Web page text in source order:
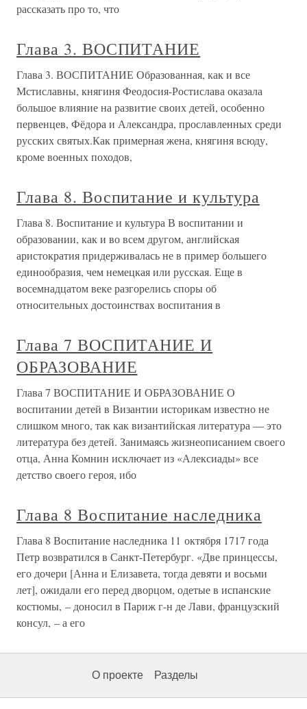
рассказать про то, что
Глава 3. ВОСПИТАНИЕ
Глава 3. ВОСПИТАНИЕ Образованная, как и все
Мстиславны, княгиня Феодосия-Ростислава оказала
большое влияние на развитие своих детей, особенно
первенцев, Фёдора и Александра, прославленных среди
русских святых.Как примерная жена, княгиня всюду,
кроме военных походов,
Глава 8. Воспитание и культура
Глава 8. Воспитание и культура В воспитании и
образовании, как и во всем другом, английская
аристократия придерживалась не в пример большего
единообразия, чем немецкая или русская. Еще в
восемнадцатом веке разгорелись споры об
относительных достоинствах воспитания в
Глава 7 ВОСПИТАНИЕ И
ОБРАЗОВАНИЕ
Глава 7 ВОСПИТАНИЕ И ОБРАЗОВАНИЕ О
воспитании детей в Византии историкам известно не
слишком много, так как византийская литература — это
литература без детей. Занимаясь жизнеописанием своего
отца, Анна Комнин исключает из «Алексиады» все
детство своего героя, ибо
Глава 8 Воспитание наследника
Глава 8 Воспитание наследника 11 октября 1717 года
Петр возвратился в Санкт-Петербург. «Две принцессы,
его дочери [Анна и Елизавета, тогда девяти и восьми
лет], ожидали его перед дворцом, одетые в испанские
костюмы, – доносил в Париж г-н де Лави, французский
консул, – а его
О проекте Разделы